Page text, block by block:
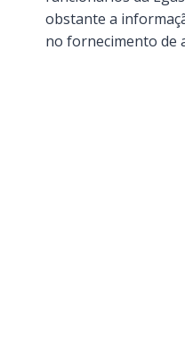
obstante a
no fornecimento de